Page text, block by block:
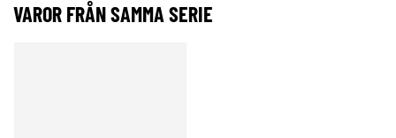
VAROR FRÅN SAMMA SERIE